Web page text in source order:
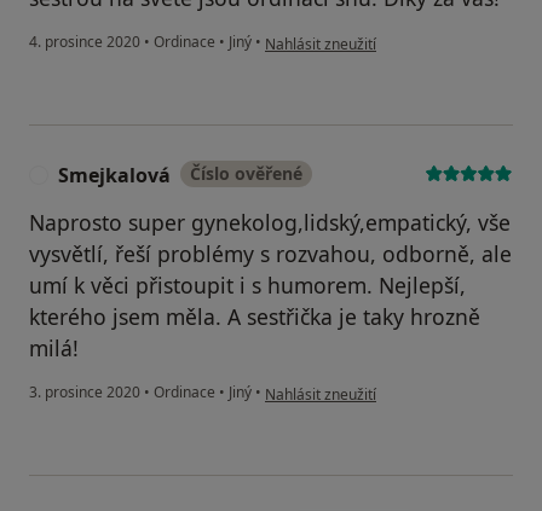
4. prosince 2020 • Ordinace • Jiný • podle názoru uživatele PH
Nahlásit zneužití
Smejkalová Číslo ověřené
Naprosto super gynekolog,lidský,empatický, vše
vysvětlí, řeší problémy s rozvahou, odborně, ale
umí k věci přistoupit i s humorem. Nejlepší,
kterého jsem měla. A sestřička je taky hrozně
milá!
3. prosince 2020 • Ordinace • Jiný • podle názoru uživatele Smejkalová
Nahlásit zneužití